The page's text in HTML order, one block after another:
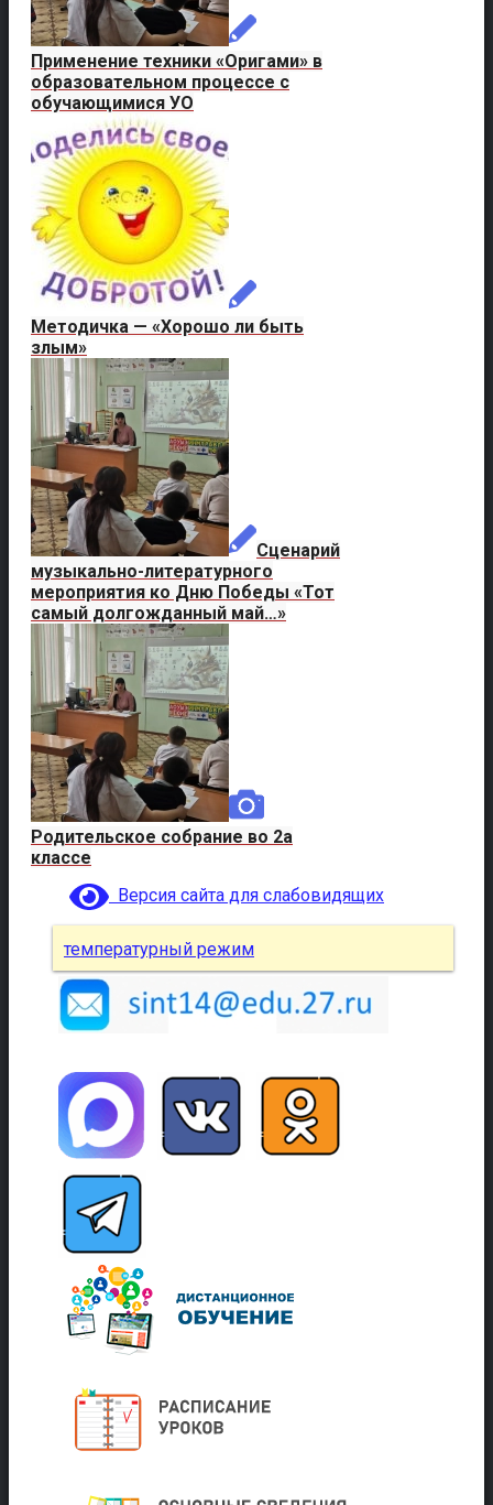
Применение техники «Оригами» в
образовательном процессе с
обучающимися УО
Методичка — «Хорошо ли быть
злым»
Сценарий
музыкально-литературного
мероприятия ко Дню Победы «Тот
самый долгожданный май…»
Родительское собрание во 2а
классе
Версия сайта для слабовидящих
температурный режим